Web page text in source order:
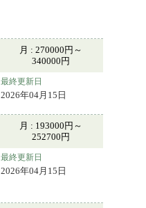
月 : 270000円～
340000円
最終更新日
2026年04月15日
月 : 193000円～
252700円
最終更新日
2026年04月15日